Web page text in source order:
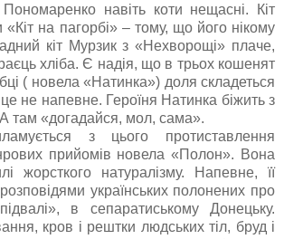
навіть коти нещасні. Кіт
на пагорбі» – тому, що його нікому
кіт Мурзик з «Нехворощі» плаче,
хліба. Є надія, що в трьох кошенят
( новела «Натинка») доля складеться
не напевне. Героїня Натинка біжить з
А там «догадайся, мол, сама».
з цього протиставлення
прийомів новела «Полон». Вона
жорсткого натуралізму. Напевне, її
українських полонених про
в сепаратиському Донецьку.
кров і рештки людських тіл, бруд і